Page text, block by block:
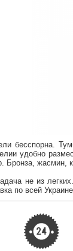
бесспорна.
удобно
Бронза, жасмин,
не из легких.
по всей